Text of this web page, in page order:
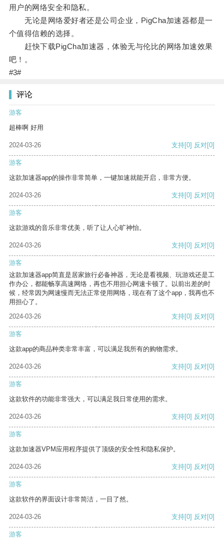
用户的网络安全和隐私。
无论是网络爱好者还是公司企业，PigCha加速器都是一
个值得信赖的选择。
赶快下载PigCha加速器，体验无与伦比的网络加速效果
吧！。
#3#
评论
游客
超棒啊 好用
2024-03-26 支持[0] 反对[0]
游客
这款加速器app的操作非常简单，一键加速就能开启，非常方便。
2024-03-26 支持[0] 反对[0]
游客
这款游戏的音乐非常优美，听了让人心旷神怡。
2024-03-26 支持[0] 反对[0]
游客
这款加速器app简直是居家旅行必备神器，无论是看视频、玩游戏还是工
作办公，都能畅享高速网络，再也不用担心网速卡顿了。以前出差的时
候，经常因为网速慢而无法正常使用网络，现在有了这个app，我再也不
用担心了。
2024-03-26
支持[0] 反对[0]
游客
这款app的商品种类非常丰富，可以满足我所有的购物需求。
2024-03-26 支持[0] 反对[0]
游客
这款软件的功能非常强大，可以满足我日常使用的需求。
2024-03-26 支持[0] 反对[0]
游客
这款加速器VPM应用程序提供了顶级的安全性和隐私保护。
2024-03-26 支持[0] 反对[0]
游客
这款软件的界面设计非常简洁，一目了然。
2024-03-26 支持[0] 反对[0]
游客